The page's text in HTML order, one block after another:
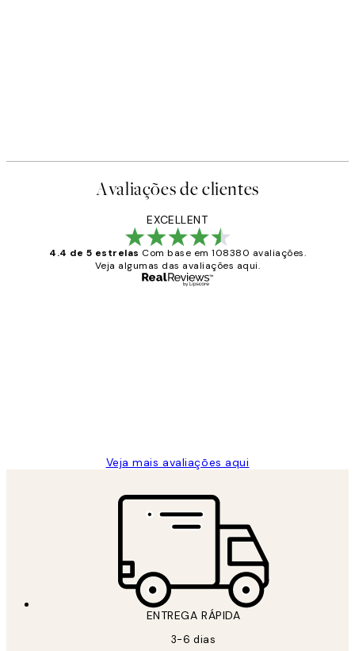
Avaliações de clientes
EXCELLENT
4.4 de 5 estrelas Com base em 108380 avaliações.
Veja algumas das avaliações aqui.
Veja mais avaliações aqui
ENTREGA RÁPIDA
3-6 dias